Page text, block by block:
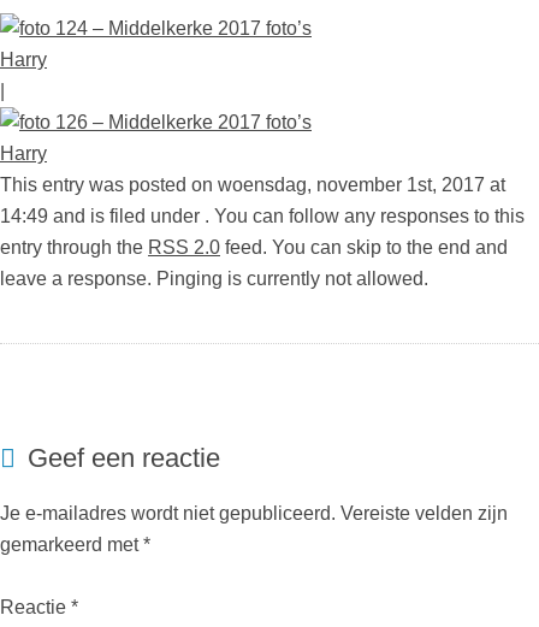
This entry was posted on woensdag, november 1st, 2017 at
14:49 and is filed under . You can follow any responses to this
entry through the RSS 2.0 feed. You can skip to the end and
leave a response. Pinging is currently not allowed.
Geef een reactie
Je e-mailadres wordt niet gepubliceerd. Vereiste velden zijn
gemarkeerd met*
Reactie *